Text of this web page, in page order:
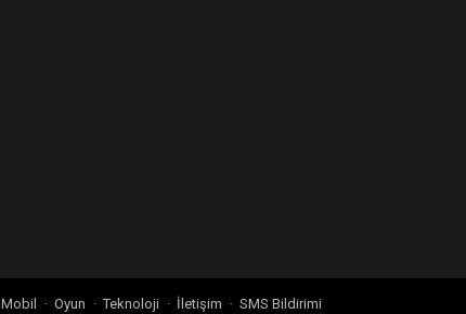
Mobil Oyun Teknoloji İletişim SMS Bildirimi